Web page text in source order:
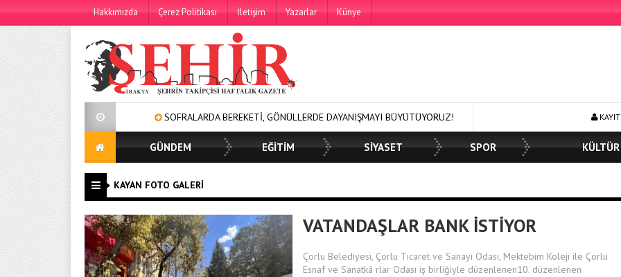
Hakkımızda Çerez Politikası İletişim Yazarlar Künye
SOFRALARDA BEREKETİ, GÖNÜLLERDE DAYANIŞMAYI BÜYÜTÜYORUZ! 250 BİN ÖĞÜN, BİNLERCE YÜZE GÜLÜMSEME
GÜNDEM EĞİTİM SİYASET SPOR
KAYAN FOTO GALERI
VATANDAŞLAR BANK İSTİYOR
Çorlu Belediyesi, Çorlu Ticaret ve Sanayi Odası, Mektebim Koleji ile Çorlu
Esnaf ve Sanatkâ rlar Odası iş birliğiyle düzenlenen10. düzenlenen